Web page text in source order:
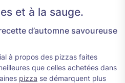
et à la sauge.
d’automne savoureuse
à propos des pizzas faites
que celles achetées dans
pizza se démarquent plus